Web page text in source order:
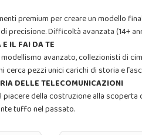
premium per creare un modello
precisione. Difficoltà avanzata (14+
IL FAI DA TE
avanzato, collezionisti di
cerca pezzi unici carichi di storia e
DELLE TELECOMUNICAZIONI
piacere della costruzione alla
tuffo nel passato.